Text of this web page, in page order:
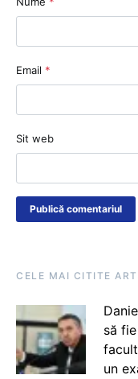
Email *
Sit web
CELE MAI CITITE
să
un